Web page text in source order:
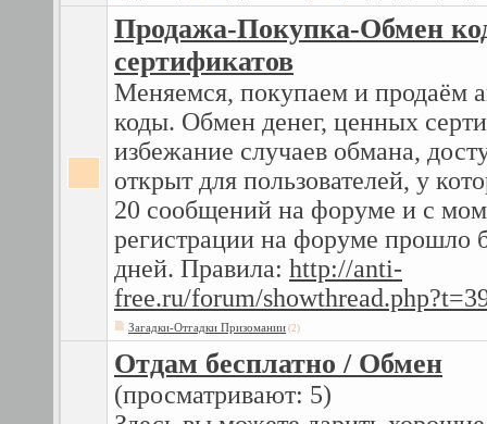
Продажа-Покупка-Обмен
сертификатов
Меняемся, покупаем и продаём
коды. Обмен денег, ценных
избежание случаев обмана,
открыт для пользователей, у
20 сообщений на форуме и с
регистрации на форуме прошло
дней. Правила: http://anti-
free.ru/forum/
Загадки-Отгадки Призомании (2)
Отдам бесплатно / Обмен
(просматривают: 5)